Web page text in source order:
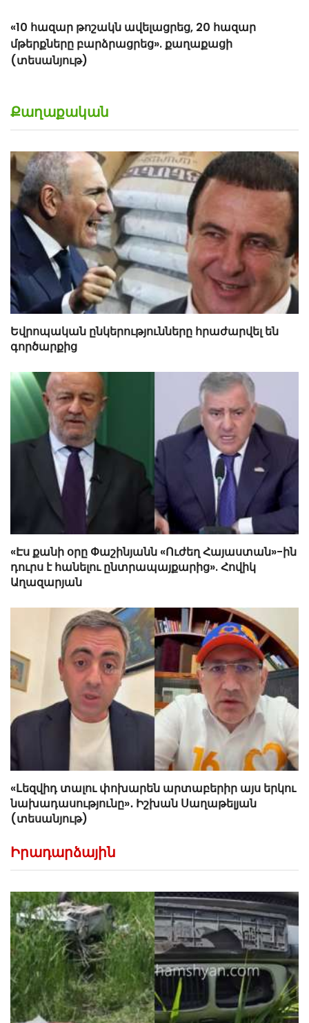
Քաղաքական
Եվրոպական ընկերությունները հրաժարվել են
գործարքից
«Էս քանի օրը Փաշինյանն «Ուժեղ Հայաստան»-ին
դուրս է հանելու ընտրապայքարից». Հովիկ
Աղազարյան
«Լեզվիդ տալու փոխարեն արտաբերիր այս երկու
նախադասությունը»․ Իշխան Սաղաթելյան
(տեսանյութ)
Իրադարձային